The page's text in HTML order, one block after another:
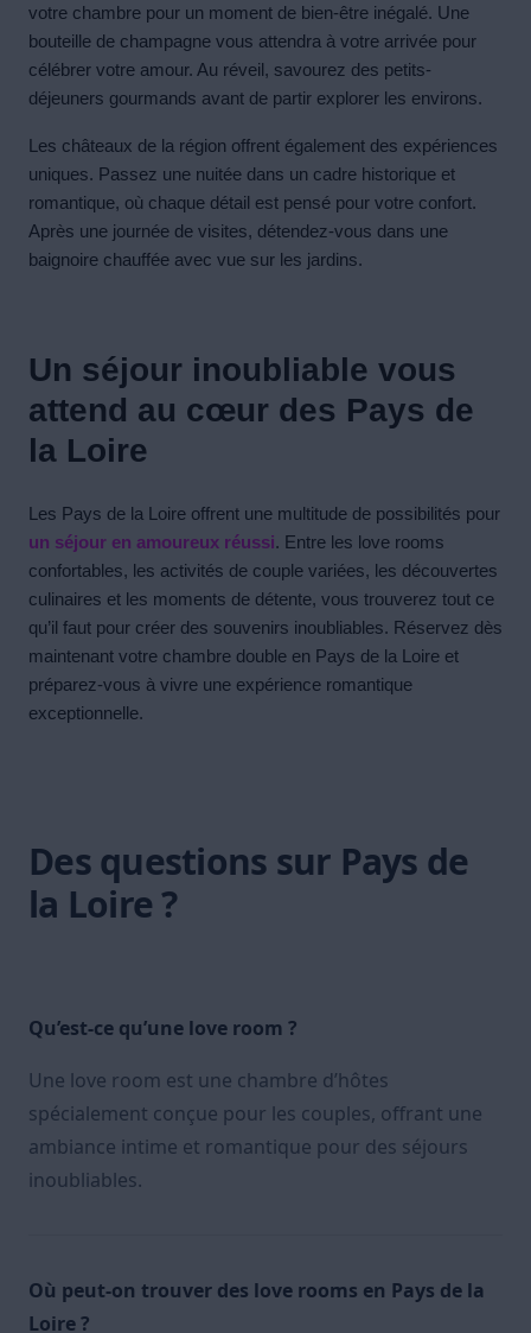
votre chambre pour un moment de bien-être inégalé. Une
bouteille de champagne vous attendra à votre arrivée pour
célébrer votre amour. Au réveil, savourez des petits-
déjeuners gourmands avant de partir explorer les environs.
Les châteaux de la région offrent également des expériences
uniques. Passez une nuitée dans un cadre historique et
romantique, où chaque détail est pensé pour votre confort.
Après une journée de visites, détendez-vous dans une
baignoire chauffée avec vue sur les jardins.
Un séjour inoubliable vous
attend au cœur des Pays de
la Loire
Les Pays de la Loire offrent une multitude de possibilités pour
un séjour en amoureux réussi. Entre les love rooms
confortables, les activités de couple variées, les découvertes
culinaires et les moments de détente, vous trouverez tout ce
qu’il faut pour créer des souvenirs inoubliables. Réservez dès
maintenant votre chambre double en Pays de la Loire et
préparez-vous à vivre une expérience romantique
exceptionnelle.
Des questions sur Pays de
la Loire ?
Qu’est-ce qu’une love room ?
Une love room est une chambre d’hôtes
spécialement conçue pour les couples, offrant une
ambiance intime et romantique pour des séjours
inoubliables.
Où peut-on trouver des love rooms en Pays de la
Loire ?